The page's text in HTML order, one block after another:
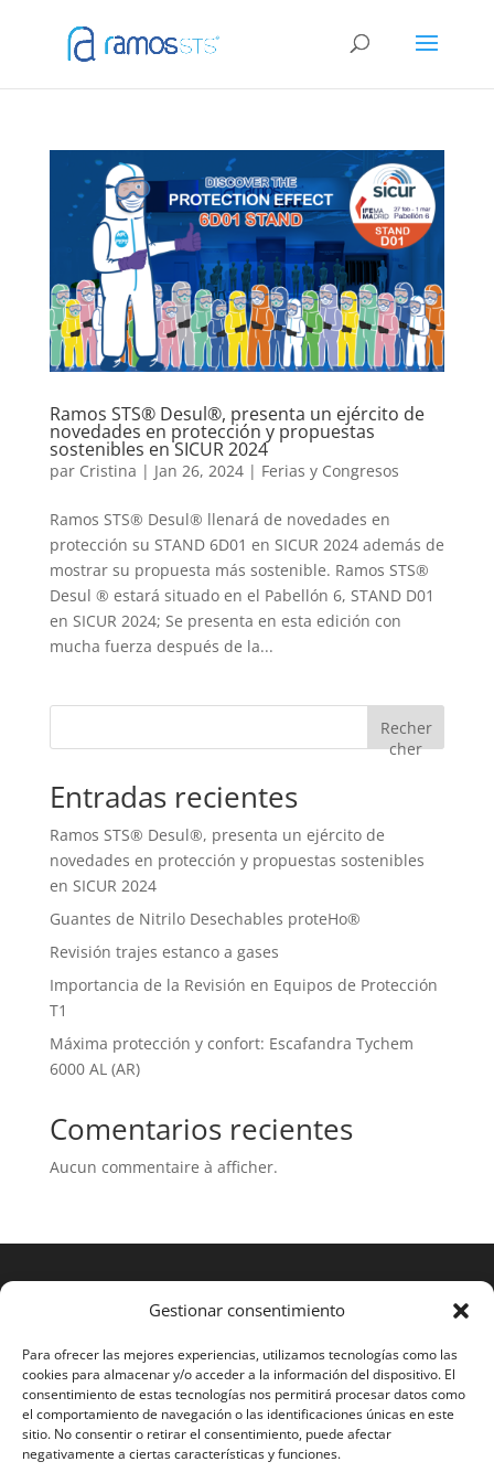
Gestionar consentimiento
Para ofrecer las mejores experiencias, utilizamos tecnologías como las
cookies para almacenar y/o acceder a la información del dispositivo. El
consentimiento de estas tecnologías nos permitirá procesar datos como
el comportamiento de navegación o las identificaciones únicas en este
sitio. No consentir o retirar el consentimiento, puede afectar
negativamente a ciertas características y funciones.
Ramos STS® Desul®, presenta un ejército de
novedades en protección y propuestas
sostenibles en SICUR 2024
par Cristina | Jan 26, 2024| Ferias y Congresos
Ramos STS® Desul® llenará de novedades en
protección su STAND 6D01 en SICUR 2024 además de
mostrar su propuesta más sostenible. Ramos STS®
Desul ® estará situado en el Pabellón 6, STAND D01
en SICUR 2024; Se presenta en esta edición con
mucha fuerza después de la...
Recher
cher
Entradas recientes
Ramos STS® Desul®, presenta un ejército de
novedades en protección y propuestas sostenibles
en SICUR 2024
Guantes de Nitrilo Desechables proteHo®
Revisión trajes estanco a gases
Importancia de la Revisión en Equipos de Protección
T1
Máxima protección y confort: Escafandra Tychem
6000 AL (AR)
Comentarios recientes
Aucun commentaire à afficher.